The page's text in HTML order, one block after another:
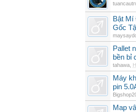
Bật Mí
Gốc
Pallet
bền bỉ
tahawa
Máy
pin
Map